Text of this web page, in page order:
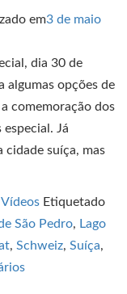
o
em3 de maio
dia 30 de
algumas opções de
comemoração dos
Já
cidade suíça, mas
Vídeos Etiquetado
São Pedro, Lago
, Schweiz, Suíça,